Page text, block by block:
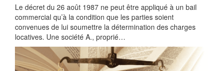
Le décret du 26 août 1987 ne peut être appliqué à un bail
commercial qu’à la condition que les parties soient
convenues de lui soumettre la détermination des charges
locatives. Une société A., proprié…